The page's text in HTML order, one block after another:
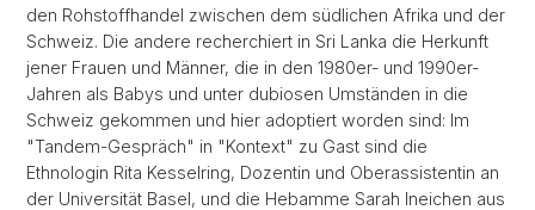
den Rohstoffhandel zwischen dem südlichen Afrika und der
Schweiz. Die andere recherchiert in Sri Lanka die Herkunft
jener Frauen und Männer, die in den 1980er- und 1990er-
Jahren als Babys und unter dubiosen Umständen in die
Schweiz gekommen und hier adoptiert worden sind: Im
"Tandem-Gespräch" in "Kontext" zu Gast sind die
Ethnologin Rita Kesselring, Dozentin und Oberassistentin an
der Universität Basel, und die Hebamme Sarah Ineichen aus